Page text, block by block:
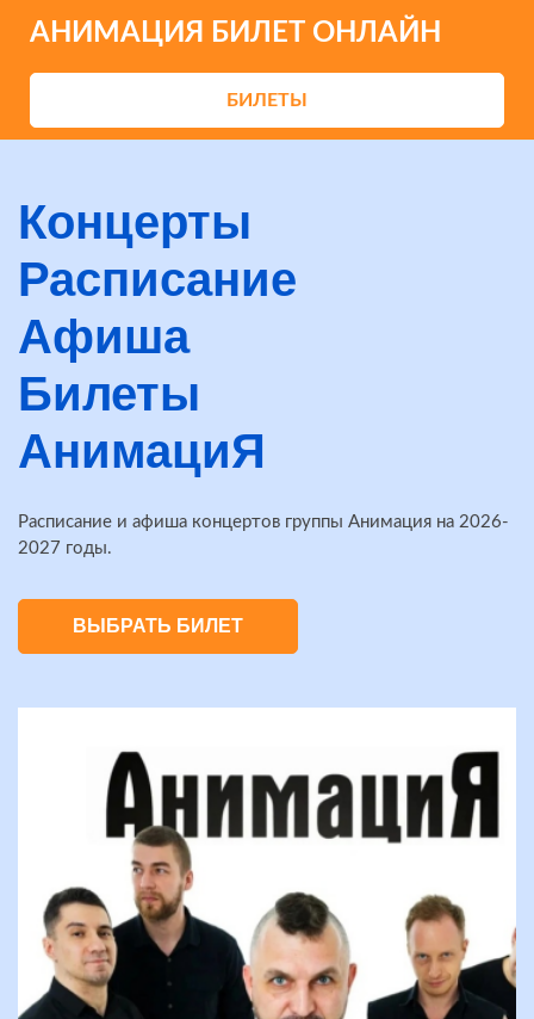
АНИМАЦИЯ БИЛЕТ ОНЛАЙН
БИЛЕТЫ
Концерты
Расписание
Афиша
Билеты
АнимациЯ
Расписание и афиша концертов группы Анимация на 2026-
2027 годы.
ВЫБРАТЬ БИЛЕТ